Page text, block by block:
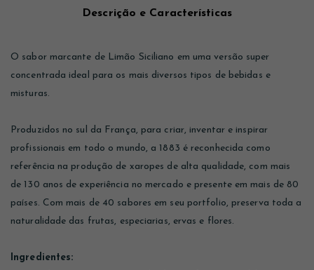
Descrição e Características
O sabor marcante de Limão Siciliano em uma versão super
concentrada ideal para os mais diversos tipos de bebidas e
misturas.
Produzidos no sul da França, para criar, inventar e inspirar
profissionais em todo o mundo, a 1883 é reconhecida como
referência na produção de xaropes de alta qualidade, com mais
de 130 anos de experiência no mercado e presente em mais de 80
países. Com mais de 40 sabores em seu portfolio, preserva toda a
naturalidade das frutas, especiarias, ervas e flores.
Ingredientes: